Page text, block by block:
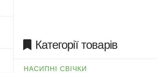
Категорії товарів
НАСИПНІ СВІЧКИ